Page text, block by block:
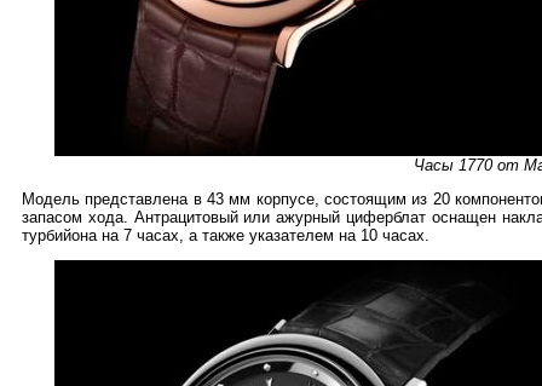
Часы 1770 от
Модель представлена в 43 мм корпусе, состоящим из 20
запасом хода. Антрацитовый или ажурный циферблат оснащен
турбийона на 7 часах, а также указателем на 10 часах.